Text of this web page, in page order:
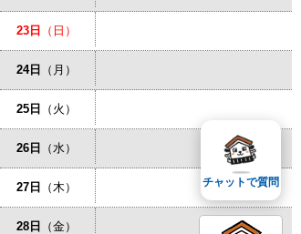
23日 （日）
24日 （月）
25日 （火）
26日 （水）
27日 （木）
28日 （金）
チャットで質問